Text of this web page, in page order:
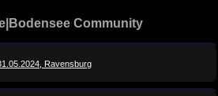
Community
Ravensburg